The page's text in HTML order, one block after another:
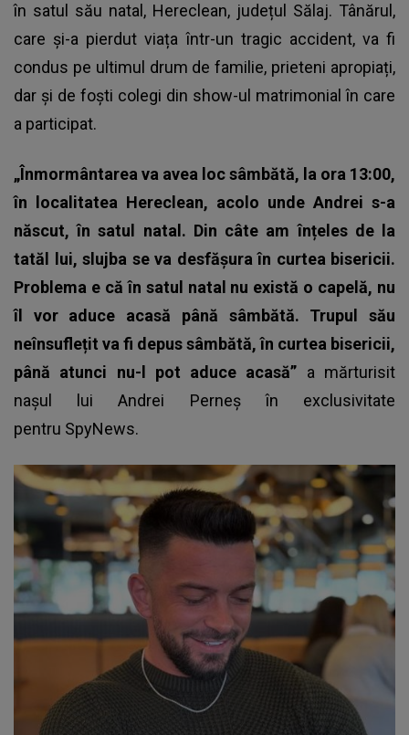
în satul său natal, Hereclean, județul Sălaj. Tânărul,
care și-a pierdut viața într-un tragic accident, va fi
condus pe ultimul drum de familie, prieteni apropiați,
dar și de foști colegi din show-ul matrimonial în care
a participat.
„Înmormântarea va avea loc sâmbătă, la ora 13:00,
în localitatea Hereclean, acolo unde Andrei s-a
născut, în satul natal. Din câte am înțeles de la
tatăl lui, slujba se va desfășura în curtea bisericii.
Problema e că în satul natal nu există o capelă, nu
îl vor aduce acasă până sâmbătă. Trupul său
neînsuflețit va fi depus sâmbătă, în curtea bisericii,
până atunci nu-l pot aduce acasă” a mărturisit
nașul lui Andrei Perneș în exclusivitate
pentru SpyNews.